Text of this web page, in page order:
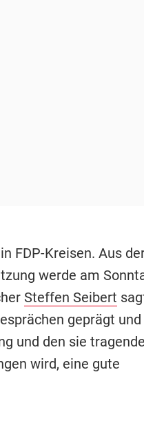
FDP-Kreisen. Aus
werde am
Steffen Seibert
geprägt und
und den sie
wird, eine gute